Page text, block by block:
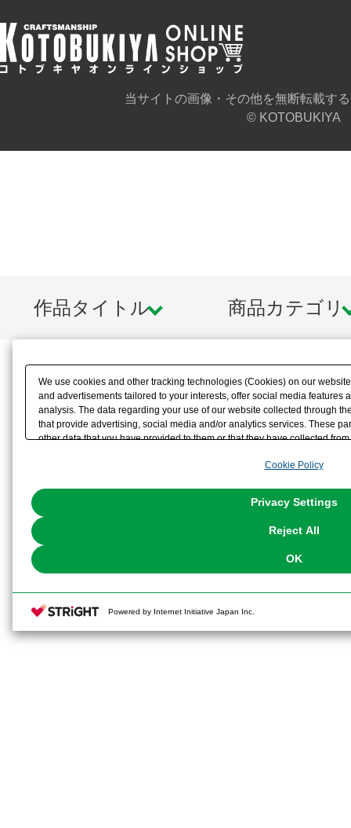
当サイトの画像・その他を無断転載す
© KOTOBUKIYA
作品タイトル 商品カテゴリ
We use cookies and other tracking technologies (Cookies) on our
and advertisements tailored to your interests, offer social media features
analysis. The data regarding your use of our website collected through
that provide advertising, social media and/or analytics services. These
other data that you have provided to them or that they have collected
the use of all Cookies except for Strictly Necessary Cookies, please
You can change your consent or rejection settings at any time via
Cookie Policy
Privacy Settings
Reject All
OK
Powered by Internet Initiative Japan Inc.